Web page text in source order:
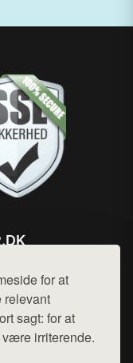
for at
relevant
sagt: for at
irriterende.
hej@want.dk
og privatlivspolitik